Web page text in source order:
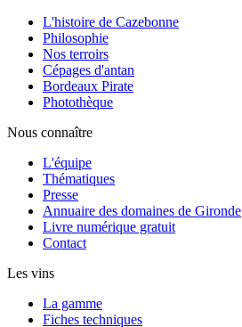
L'histoire de Cazebonne
Philosophie
Nos terroirs
Cépages d'antan
Bordeaux Pirate
Photothèque
Nous connaître
L'équipe
Thématiques
Presse
Annuaire des domaines de Gironde
Livre numérique gratuit
Contact
Les vins
La gamme
Fiches techniques